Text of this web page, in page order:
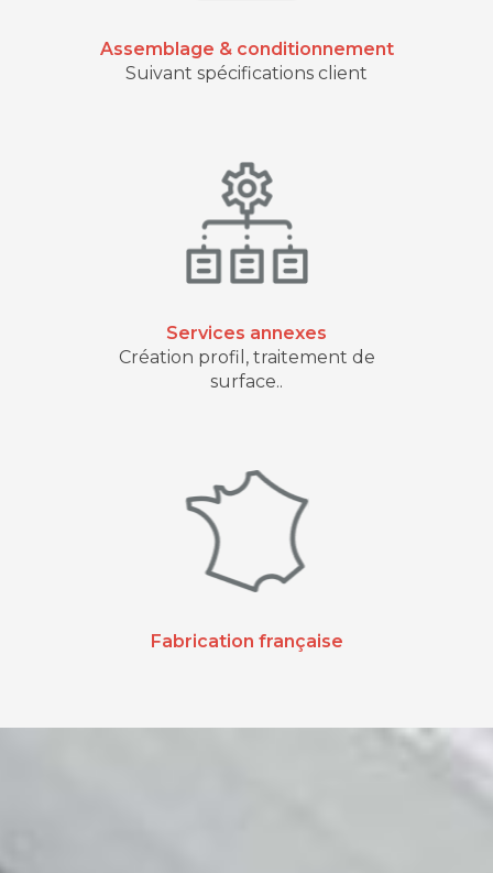
Assemblage & conditionnement
Suivant spécifications client
Services annexes
Création profil, traitement de
surface..
Fabrication française